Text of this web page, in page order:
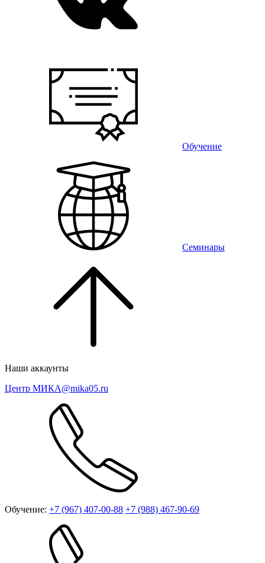
Обучение
Семинары
Наши аккаунты
Центр МИКА@mika05.ru
Обучение: +7 (967) 407-00-88 +7 (988) 467-90-69